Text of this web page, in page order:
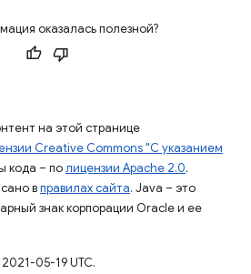
оказалась полезной?
на этой странице
Creative Commons "С указанием
кода – полицензии Apache 2.0.
вправилах сайта. Java – это
знак корпорации Oracle и ее
05-19 UTC.